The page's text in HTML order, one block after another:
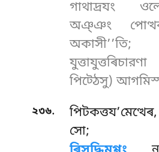
গাথাদ্ৰযং
অঞ্ঞং
পিট্ঠেসু)
২৩৬.
সো;